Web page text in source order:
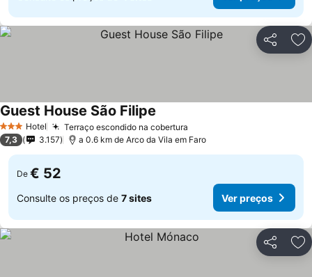
Partilhar
3 EstrelasHotel Terraço escondido na cobertura
Guest House São Filipe
7,3 3.157 a 0.6 km de Arco da Vila em Faro
De € 52
Consulte os preços de 7 sites Ver preços
Partilhar